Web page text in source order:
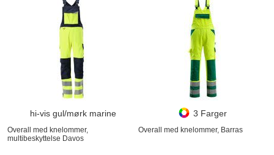
hi-vis gul/mørk marine
Overall med knelommer,
multibeskyttelse Davos
3 Farger
Overall med knelommer, Barras